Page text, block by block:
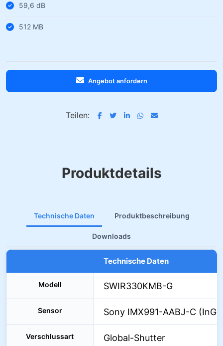
59,6 dB
512 MB
Angebot anfordern
Teilen:
Produktdetails
Technische Daten Produktbeschreibung
Downloads
Technische Daten
Modell SWIR330KMB-G
Sensor Sony IMX991-AABJ-C
Verschlussart Global-Shutter